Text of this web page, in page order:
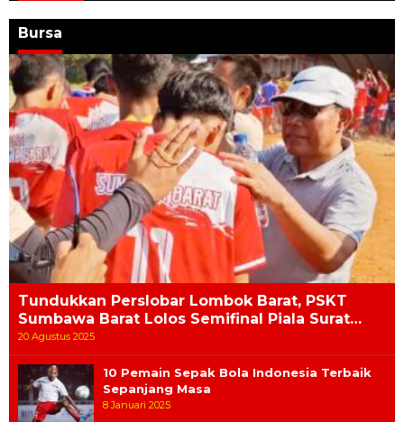
Bursa
Tundukkan Perslobar Lombok Barat, PSKT
Sumbawa Barat Lolos Semifinal Piala Surat…
20 Agustus 2025
10 Pemain Sepak Bola Indonesia Terbaik
Sepanjang Masa
8 Januari 2025